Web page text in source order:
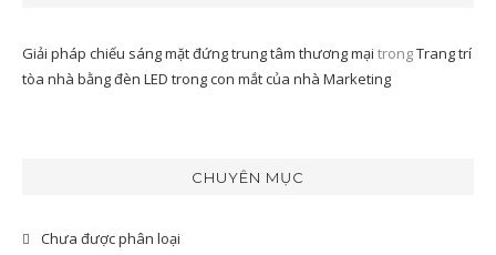
Giải pháp chiếu sáng mặt đứng trung tâm thương mại trongTrang trí
tòa nhà bằng đèn LED trong con mắt của nhà Marketing
CHUYÊN MỤC
Chưa được phân loại